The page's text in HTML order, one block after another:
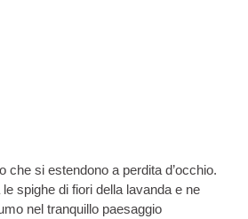
che si estendono a perdita d’occhio.
spighe di fiori della lavanda e ne
nel tranquillo paesaggio